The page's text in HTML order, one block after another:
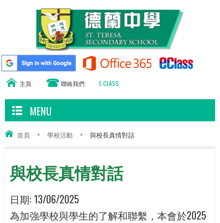
主頁 聯絡我們 E CLASS
MENU
首頁 > 學校活動 > 與校長真情對話
與校長真情對話
日期: 13/06/2025
為加強學校與學生的了解和聯繫，本會於2025